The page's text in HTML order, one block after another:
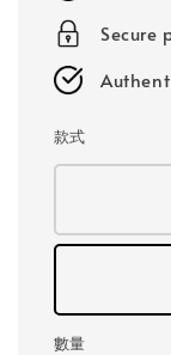
Secure
款式
數量